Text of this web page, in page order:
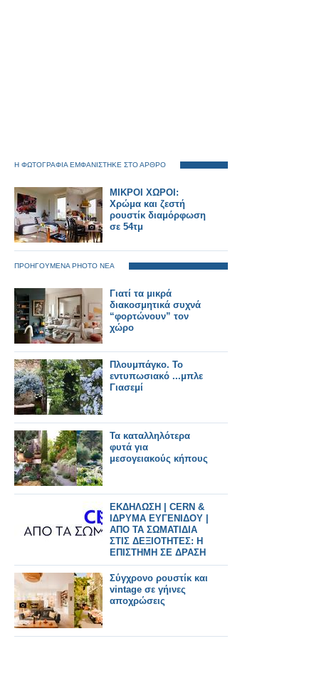
Η ΦΩΤΟΓΡΑΦΙΑ ΕΜΦΑΝΙΣΤΗΚΕ ΣΤΟ ΑΡΘΡΟ
ΜΙΚΡΟΙ ΧΩΡΟΙ:
Χρώμα και ζεστή
ρουστίκ διαμόρφωση
σε 54τμ
ΠΡΟΗΓΟΥΜΕΝΑ PHOTO ΝΕΑ
Γιατί τα μικρά
διακοσμητικά συχνά
“φορτώνουν” τον
χώρο
Πλουμπάγκο. Το
εντυπωσιακό ...μπλε
Γιασεμί
Τα καταλληλότερα
φυτά για
μεσογειακούς κήπους
ΕΚΔΗΛΩΣΗ | CERN &
ΙΔΡΥΜΑ ΕΥΓΕΝΙΔΟΥ |
ΑΠΟ ΤΑ ΣΩΜΑΤΙΔΙΑ
ΣΤΙΣ ΔΕΞΙΟΤΗΤΕΣ: Η
ΕΠΙΣΤΗΜΗ ΣΕ ΔΡΑΣΗ
Σύγχρονο ρουστίκ και
vintage σε γήινες
αποχρώσεις